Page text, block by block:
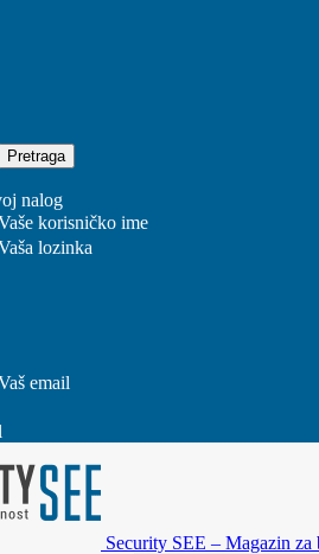
nalog
korisničko ime
lozinka
email
Security SEE – Magazin za